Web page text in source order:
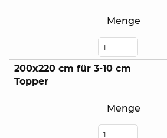
Menge
200x220 cm für 3-10 cm
Topper
Menge